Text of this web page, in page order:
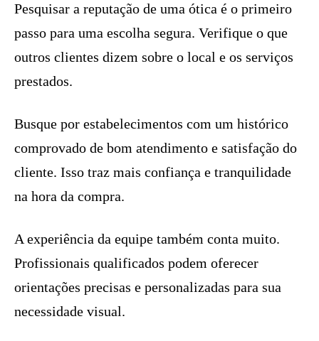
Pesquisar a reputação de uma ótica é o primeiro
passo para uma escolha segura. Verifique o que
outros clientes dizem sobre o local e os serviços
prestados.
Busque por estabelecimentos com um histórico
comprovado de bom atendimento e satisfação do
cliente. Isso traz mais confiança e tranquilidade
na hora da compra.
A experiência da equipe também conta muito.
Profissionais qualificados podem oferecer
orientações precisas e personalizadas para sua
necessidade visual.